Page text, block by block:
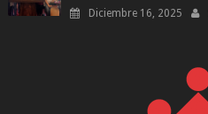
Diciembre 16, 2025